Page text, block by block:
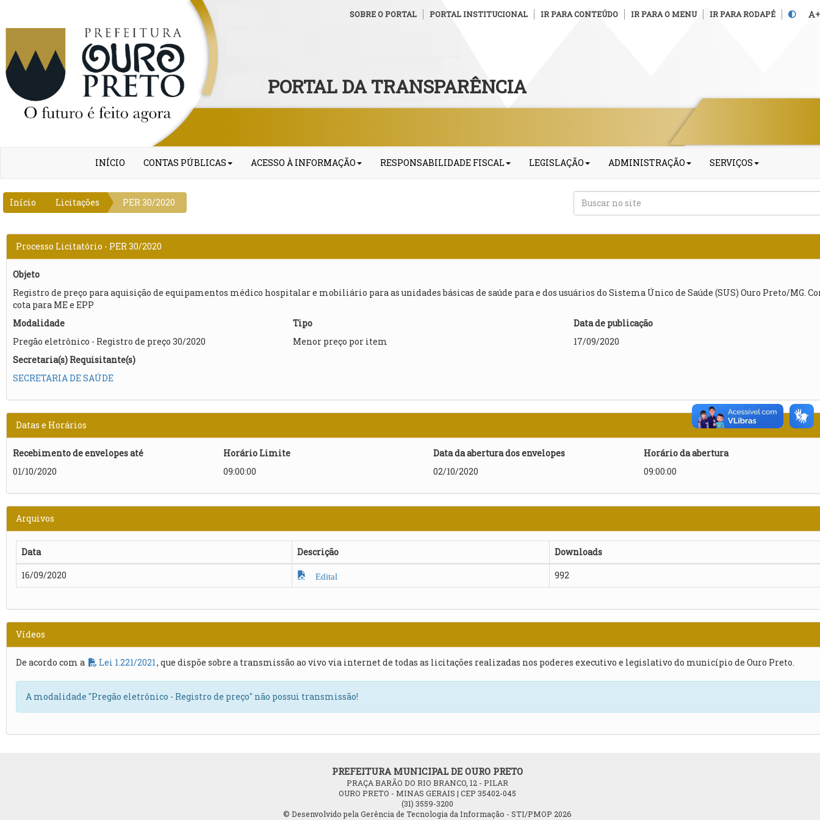
SOBRE O PORTAL PORTAL INSTITUCIONAL IR PARA CONTEÚDO IR PARA O MENU IR PARA RODAPÉ +
PORTAL DA TRANSPARÊNCIA
INÍCIO CONTAS PÚBLICAS ACESSO À INFORMAÇÃO RESPONSABILIDADE FISCAL LEGISLAÇÃO ADMINISTRAÇÃO SERVIÇOS
Início Licitações PER 30/2020
Processo Licitatório - PER 30/2020
Objeto
​Registro de preço para aquisição de equipamentos médico hospitalar e mobiliário para as unidades básicas de saúde para e dos usuários do Sistema Único de Saúde (SUS) Ouro Preto/MG.
cota para ME e EPP
Modalidade
Pregão eletrônico - Registro de preço 30/2020
Tipo
Menor preço por item
Data de publicação
17/09/2020
Secretaria(s) Requisitante(s)
SECRETARIA DE SAÚDE
Datas e Horários
Recebimento de envelopes até
01/10/2020
Horário Limite
09:00:00
Data da abertura dos envelopes
02/10/2020
Horário da abertura
09:00:00
Arquivos
Data Descrição
Downloads
16/09/2020
Edital 992
Vídeos
De acordo com a Lei 1.221/2021 , que dispõe sobre a transmissão ao vivo via internet de todas as licitações realizadas nos poderes executivo e legislativo do município de Ouro Preto.
A modalidade "Pregão eletrônico - Registro de preço" não possui transmissão!
PREFEITURA MUNICIPAL DE OURO PRETO
PRAÇA BARÃO DO RIO BRANCO, 12 - PILAR
OURO PRETO - MINAS GERAIS | CEP 35402-045
(31) 3559-3200
© Desenvolvido pela Gerência de Tecnologia da Informação - STI/PMOP 2026